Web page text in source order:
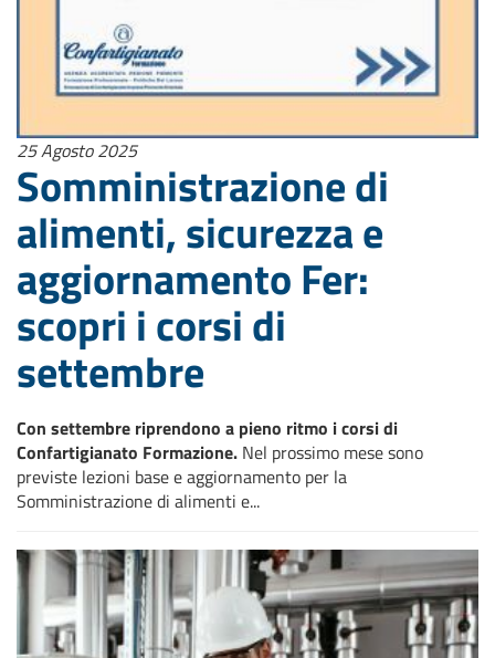
25 Agosto 2025
Somministrazione di
alimenti, sicurezza e
aggiornamento Fer:
scopri i corsi di
settembre
Con settembre riprendono a pieno ritmo i corsi di
Confartigianato Formazione. Nel prossimo mese sono
previste lezioni base e aggiornamento per la
Somministrazione di alimenti e...